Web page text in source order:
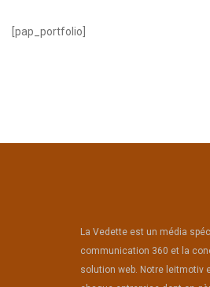
[pap_portfolio]
La Vedette est un média
communication 360 et la
solution web. Notre leitmotiv